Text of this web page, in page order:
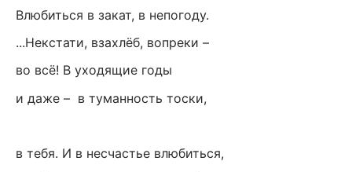
Влюбиться в закат, в непогоду.
...Некстати, взахлёб, вопреки –
во всё! В уходящие годы
и даже – в туманность тоски,
в тебя. И в несчастье влюбиться,